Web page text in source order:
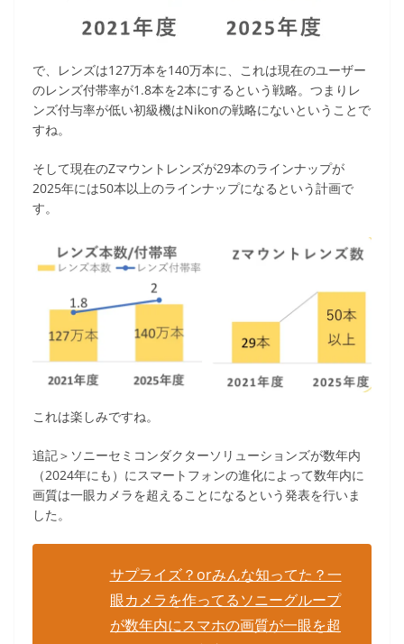
で、レンズは127万本を140万本に、これは現在のユーザー
のレンズ付帯率が1.8本を2本にするという戦略。つまりレ
ンズ付与率が低い初級機はNikonの戦略にないということで
すね。
そして現在のZマウントレンズが29本のラインナップが
2025年には50本以上のラインナップになるという計画で
す。
これは楽しみですね。
追記＞ソニーセミコンダクターソリューションズが数年内
（2024年にも）にスマートフォンの進化によって数年内に
画質は一眼カメラを超えることになるという発表を行いま
した。
サプライズ？orみんな知ってた？一
眼カメラを作ってるソニーグループ
が数年内にスマホの画質が一眼を超